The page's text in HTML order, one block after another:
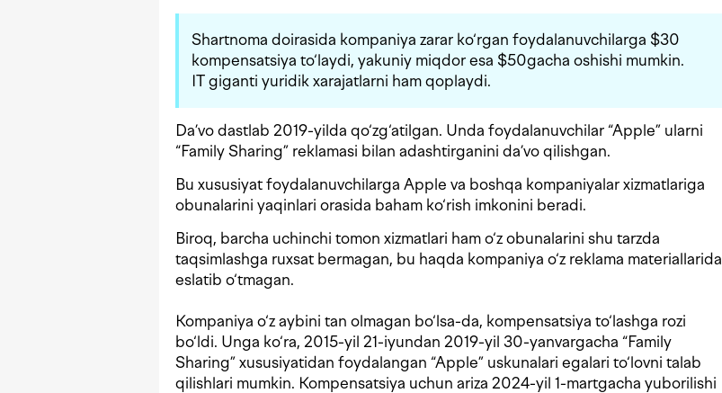
Shartnoma doirasida kompaniya zarar ko‘rgan foydalanuvchilarga $30
kompensatsiya to‘laydi, yakuniy miqdor esa $50gacha oshishi mumkin.
IT giganti yuridik xarajatlarni ham qoplaydi.
Da’vo dastlab 2019-yilda qo‘zg‘atilgan. Unda foydalanuvchilar “Apple” ularni
“Family Sharing” reklamasi bilan adashtirganini da’vo qilishgan.
Bu xususiyat foydalanuvchilarga Apple va boshqa kompaniyalar xizmatlariga
obunalarini yaqinlari orasida baham ko‘rish imkonini beradi.
Biroq, barcha uchinchi tomon xizmatlari ham o‘z obunalarini shu tarzda
taqsimlashga ruxsat bermagan, bu haqda kompaniya o‘z reklama materiallarida
eslatib o‘tmagan.
Kompaniya o‘z aybini tan olmagan bo‘lsa-da, kompensatsiya to‘lashga rozi
bo‘ldi. Unga ko‘ra, 2015-yil 21-iyundan 2019-yil 30-yanvargacha “Family
Sharing” xususiyatidan foydalangan “Apple” uskunalari egalari to‘lovni talab
qilishlari mumkin. Kompensatsiya uchun ariza 2024-yil 1-martgacha yuborilishi